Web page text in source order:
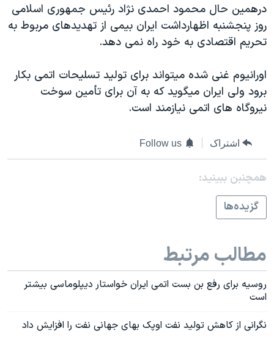
درهمين حال محمود احمدی نژاد رئيس جمهوری اسلامی
روز پنجشنبه اظهارداشت ايران بيمی از تهديدهای مربوط به
تحريم اقتصادی به خود راه نمی دهد.
اورانيوم غنی شده ميتواند برای توليد تسليحات اتمی بکار
برود ولی ايران ميگويد که به آن برای تأمين سوخت
نيروگاه های اتمی نيازمند است.
اشتراک Follow us
همچنبن ببینید:
گزيده‌ها
مطالب مرتبط
روسيه برای رفع بن بست اتمی ايران خواستار ديپلوماسی بيشتر
است
نگرانی از کاهش توليد نفت اوپک بهای جهانی نفت را افزايش داد